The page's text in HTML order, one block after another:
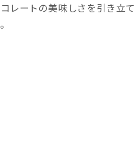
レートの美味しさを引き立て